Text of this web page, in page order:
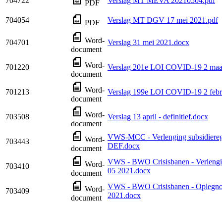
PDF
704054 PDF Verslag MT DGV 17 mei 2021.pdf
704701
Word-
document
Verslag 31 mei 2021.docx
701220
Word-
document
Verslag 201e LOI COVID-19 2
701213
Word-
document
Verslag 199e LOI COVID-19 2
703508
Word-
document
Verslag 13 april - definitief.docx
703443
Word-
document
VWS-MCC - Verlenging
DEF.docx
703410
Word-
document
VWS - BWO Crisisbanen -
05 2021.docx
703409
Word-
document
VWS - BWO Crisisbanen -
2021.docx